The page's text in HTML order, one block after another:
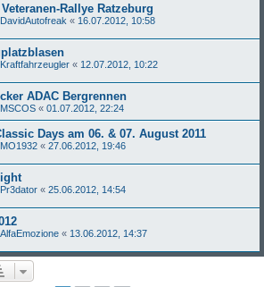
Rallye Ratzeburg
DavidAutofreak « 16.07.2012, 10:58
Kraftfahrzeugler « 12.07.2012, 10:22
ADAC Bergrennen
MSCOS « 01.07.2012, 22:24
Days am 06. & 07. August 2011
MO1932 « 27.06.2012, 19:46
Pr3dator « 25.06.2012, 14:54
AlfaEmozione « 13.06.2012, 14:37